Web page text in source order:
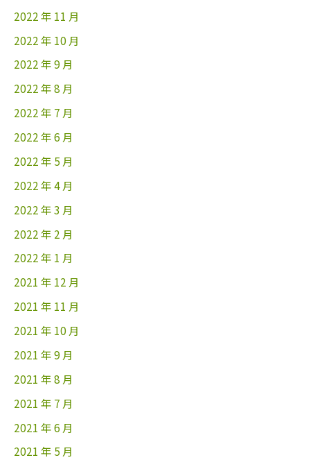
2022 年 11 月
2022 年 10 月
2022 年 9 月
2022 年 8 月
2022 年 7 月
2022 年 6 月
2022 年 5 月
2022 年 4 月
2022 年 3 月
2022 年 2 月
2022 年 1 月
2021 年 12 月
2021 年 11 月
2021 年 10 月
2021 年 9 月
2021 年 8 月
2021 年 7 月
2021 年 6 月
2021 年 5 月